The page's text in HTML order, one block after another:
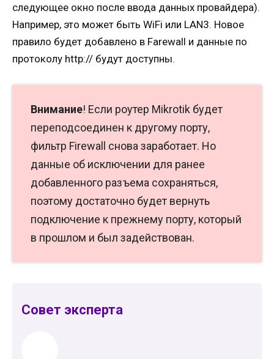
следующее окно после ввода данных провайдера).
Например, это может быть WiFi или LAN3. Новое
правило будет добавлено в Farewall и данные по
протоколу http:// будут доступны.
Внимание! Если роутер Mikrotik будет
переподсоединен к другому порту,
фильтр Firewall снова заработает. Но
данные об исключении для ранее
добавленного разъема сохраняться,
поэтому достаточно будет вернуть
подключение к прежнему порту, который
в прошлом и был задействован.
Совет эксперта